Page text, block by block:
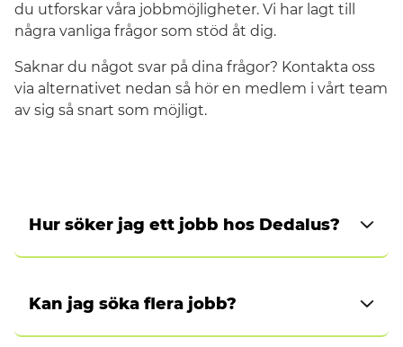
Varför jobba med oss?
Välj din region
FAQ – Vanliga frågor
du utforskar våra jobbmöjligheter. Vi har lagt till
några vanliga frågor som stöd åt dig.
Saknar du något svar på dina frågor? Kontakta oss
via alternativet nedan så hör en medlem i vårt team
av sig så snart som möjligt.
Hur söker jag ett jobb hos Dedalus?
något eller några som intresserar dig, hittar du
en länk att söka. Du kan se och få mer info om
våra lediga tjänster.
Kan jag söka flera jobb?